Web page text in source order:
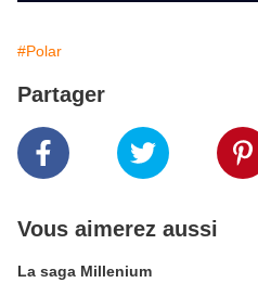
#Polar
Partager
Vous aimerez aussi
La saga Millenium